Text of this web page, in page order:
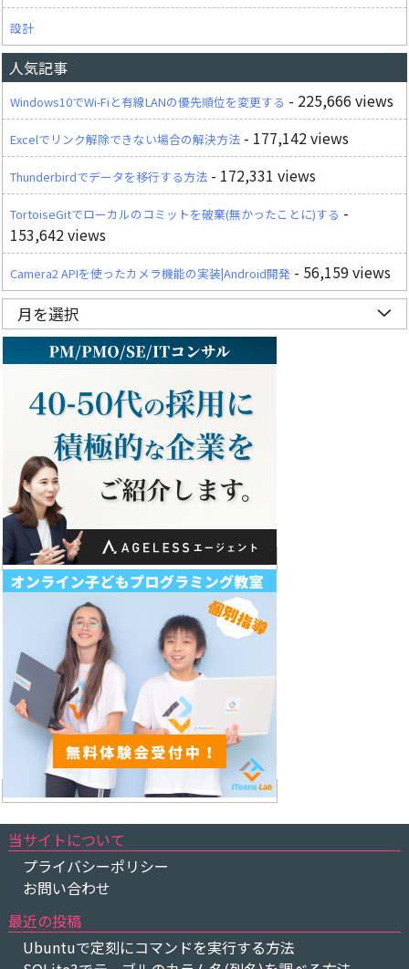
設計
人気記事
Windows10でWi-Fiと有線LANの優先順位を変更する - 225,666 views
Excelでリンク解除できない場合の解決方法 - 177,142 views
Thunderbirdでデータを移行する方法 - 172,331 views
TortoiseGitでローカルのコミットを破棄(無かったことに)する -
153,642 views
Camera2 APIを使ったカメラ機能の実装|Android開発 - 56,159 views
月を選択
当サイトについて
プライバシーポリシー
お問い合わせ
最近の投稿
Ubuntuで定刻にコマンドを実行する方法